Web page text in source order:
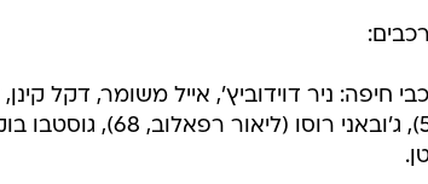
חיפה: ניר דוידוביץ', אייל משומר, דקל